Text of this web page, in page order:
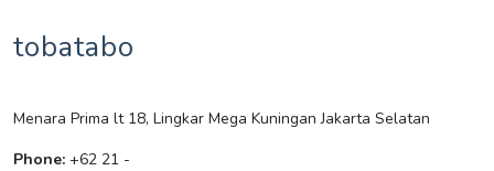
tobatabo
Menara Prima lt 18, Lingkar Mega Kuningan Jakarta Selatan
Phone: +62 21 -